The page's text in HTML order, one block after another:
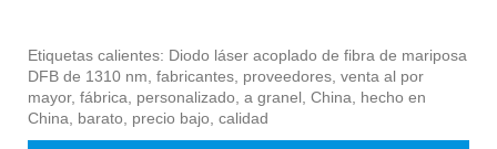
Etiquetas calientes: Diodo láser acoplado de fibra de mariposa
DFB de 1310 nm, fabricantes, proveedores, venta al por
mayor, fábrica, personalizado, a granel, China, hecho en
China, barato, precio bajo, calidad